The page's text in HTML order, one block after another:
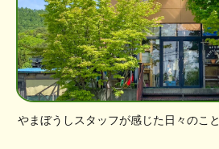
やまぼうしスタッフが感じた日々のこと